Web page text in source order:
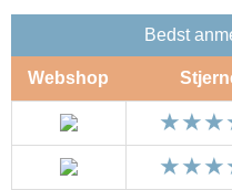
Bedst
Webshop